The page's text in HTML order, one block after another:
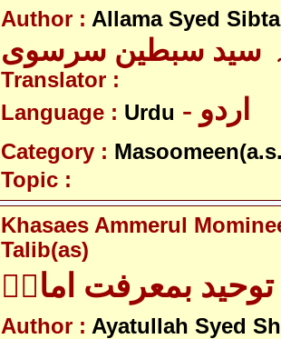
Author : Allama Syed
سید سبطین سرسوی
Translator :
Language : Urdu - اردو
Category :
Topic :
Khasaes Ammerul
Talib(as)
بمعرفت امامؑ
Author : Ayatullah Syed